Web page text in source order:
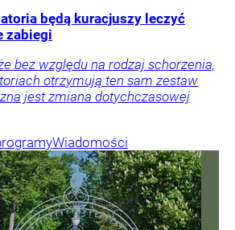
będą kuracjuszy leczyć
zabiegi
bez względu na rodzaj schorzenia,
otrzymują ten sam zestaw
jest zmiana dotychczasowej
Wiadomości